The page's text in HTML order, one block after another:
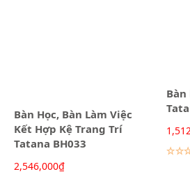
Bàn Học, Bàn Làm Việc
Kết Hợp Kệ Trang Trí
Tatana BH033
2,546,000₫
Bàn
Lựa